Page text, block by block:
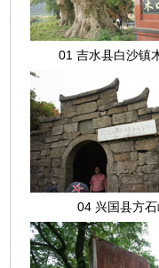
01 吉水县白沙镇
04 兴国县方